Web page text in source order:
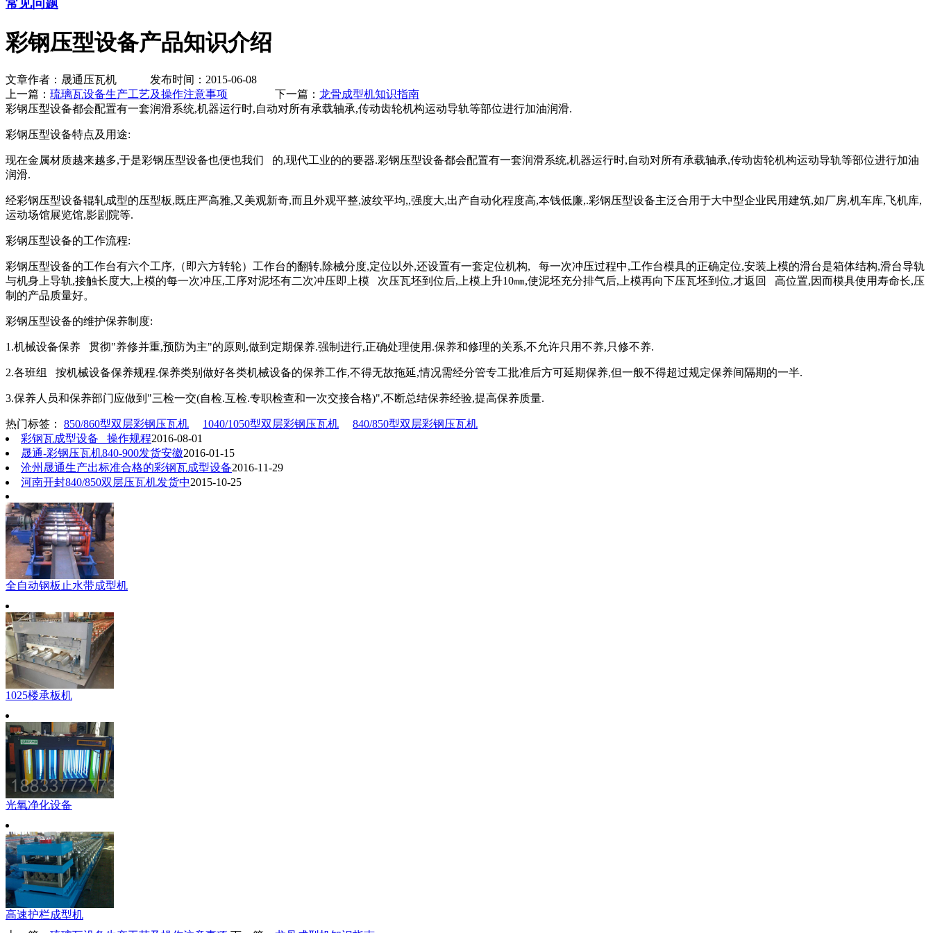
常见问题
彩钢压型设备产品知识介绍
文章作者：晟通压瓦机 发布时间：2015-06-08
上一篇： 琉璃瓦设备生产工艺及操作注意事项 下一篇： 龙骨成型机知识指南
彩钢压型设备都会配置有一套润滑系统,机器运行时,自动对所有承载轴承,传动齿轮机构运动导轨等部位进行加油润滑.
彩钢压型设备特点及用途:
现在金属材质越来越多,于是彩钢压型设备也便也我们 的,现代工业的的要器.彩钢压型设备都会配置有一套润滑系统,机器运行时,自动对所有承载轴承,传动齿轮机构运动导轨等部位进行加油
润滑.
经彩钢压型设备辊轧成型的压型板,既庄严高雅,又美观新奇,而且外观平整,波纹平均,,强度大,出产自动化程度高,本钱低廉,.彩钢压型设备主泛合用于大中型企业民用建筑,如厂房,机车库,飞机库,
运动场馆展览馆,影剧院等.
彩钢压型设备的工作流程:
彩钢压型设备的工作台有六个工序,（即六方转轮）工作台的翻转,除械分度,定位以外,还设置有一套定位机构, 每一次冲压过程中,工作台模具的正确定位,安装上模的滑台是箱体结构,滑台导轨
与机身上导轨,接触长度大,上模的每一次冲压,工序对泥坯有二次冲压即上模 次压瓦坯到位后,上模上升10㎜,使泥坯充分排气后,上模再向下压瓦坯到位,才返回 高位置,因而模具使用寿命长,压
制的产品质量好。
彩钢压型设备的维护保养制度:
1.机械设备保养 贯彻"养修并重,预防为主"的原则,做到定期保养.强制进行,正确处理使用.保养和修理的关系,不允许只用不养,只修不养.
2.各班组 按机械设备保养规程.保养类别做好各类机械设备的保养工作,不得无故拖延,情况需经分管专工批准后方可延期保养,但一般不得超过规定保养间隔期的一半.
3.保养人员和保养部门应做到"三检一交(自检.互检.专职检查和一次交接合格)",不断总结保养经验,提高保养质量.
热门标签： 850/860型双层彩钢压瓦机 1040/1050型双层彩钢压瓦机
840/850型双层彩钢压瓦机
彩钢瓦成型设备 操作规程2016-08-01
晟通-彩钢压瓦机840-900发货安徽2016-01-15
沧州晟通生产出标准合格的彩钢瓦成型设备2016-11-29
河南开封840/850双层压瓦机发货中2015-10-25
全自动钢板止水带成型机
1025楼承板机
光氧净化设备
高速护栏成型机